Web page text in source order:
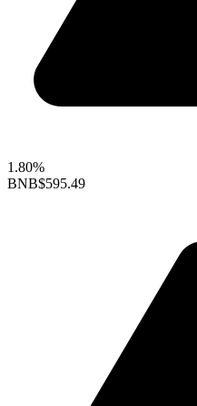
1.80%
BNB$595.49